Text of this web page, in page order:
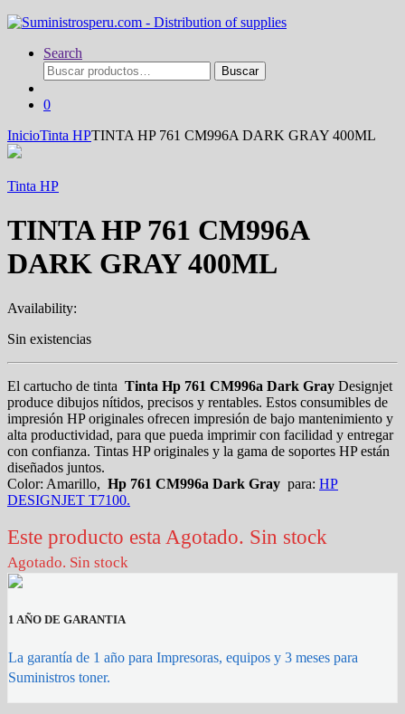
Search
Buscar
por:
Buscar
0
InicioTinta HPTINTA HP 761 CM996A DARK GRAY 400ML
Tinta HP
TINTA HP 761 CM996A
DARK GRAY 400ML
Availability:
Sin existencias
El cartucho de tinta Tinta Hp 761 CM996a Dark Gray Designjet
produce dibujos nítidos, precisos y rentables. Estos consumibles de
impresión HP originales ofrecen impresión de bajo mantenimiento y
alta productividad, para que pueda imprimir con facilidad y entregar
con confianza. Tintas HP originales y la gama de soportes HP están
diseñados juntos.
Color: Amarillo, Hp 761 CM996a Dark Gray para: HP
DESIGNJET T7100.
Este producto esta Agotado. Sin stock
Agotado. Sin stock
1 AÑO DE GARANTIA
La garantía de 1 año para Impresoras, equipos y 3 meses para
Suministros toner.